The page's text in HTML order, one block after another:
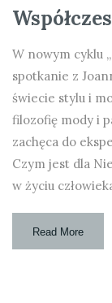
W nowym cyklu
spotkanie z
świecie stylu i
filozofię mody i
zachęca do
Czym jest dla
w życiu
Read More